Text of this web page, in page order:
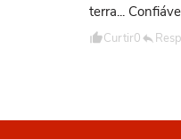
terra...
Curtir0